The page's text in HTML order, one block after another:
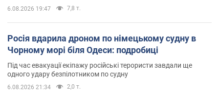
6.08.2026 19:47 7,8 т.
Росія вдарила дроном по німецькому судну в
Чорному морі біля Одеси: подробиці
Під час евакуації екіпажу російські терористи завдали ще
одного удару безпілотником по судну
6.08.2026 21:34 2,0 т.